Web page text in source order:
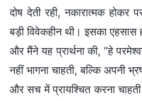
दोष देती रही, नकारात्मक
बड़ी विवेकहीन थी। इसका एहसास
और मैंने यह प्रार्थना की, “हे
नहीं भागना चाहती, बल्कि अपनी
और सच में प्रायश्चित करना